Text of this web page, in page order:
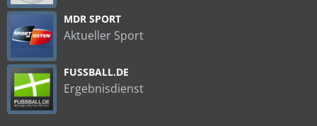
MDR SPORT
Aktueller Sport
FUSSBALL.DE
Ergebnisdienst